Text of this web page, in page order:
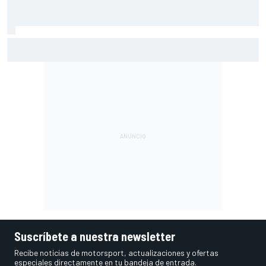
Suscríbete a nuestra newsletter
Recibe noticias de motorsport, actualizaciones y ofertas
especiales directamente en tu bandeja de entrada.